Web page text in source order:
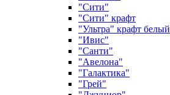
"Сити"
"Сити" крафт
"Ультра" крафт белый
"Ивис"
"Санти"
"Авелона"
"Галактика"
"Грей"